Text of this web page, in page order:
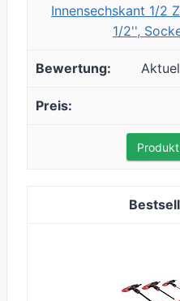
Innensechskant 1/2
1/2'',